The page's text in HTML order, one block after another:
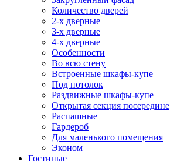
Количество дверей
2-х дверные
3-х дверные
4-х дверные
Особенности
Во всю стену
Встроенные шкафы-купе
Под потолок
Раздвижные шкафы-купе
Открытая секция посередине
Распашные
Гардероб
Для маленького помещения
Эконом
Гостиные